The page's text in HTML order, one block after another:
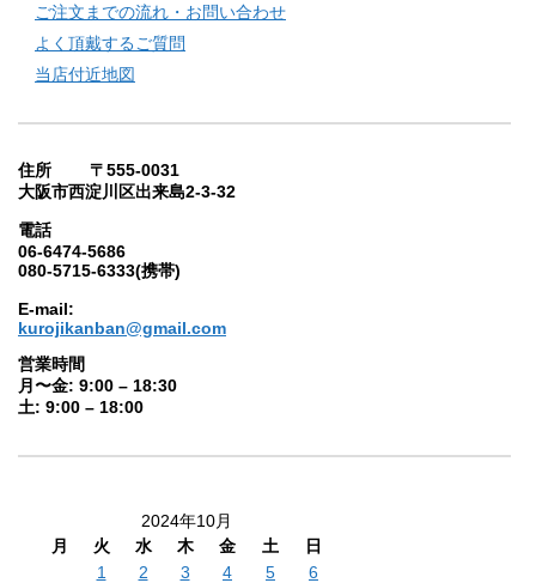
ご注文までの流れ・お問い合わせ
よく頂戴するご質問
当店付近地図
住所 〒555-0031
大阪市西淀川区出来島2-3-32
電話
06-6474-5686
080-5715-6333(携帯)
E-mail:
kurojikanban@gmail.com
営業時間
月〜金: 9:00 – 18:30
土: 9:00 – 18:00
2024年10月
月
火 水 木 金 土
日
1
2 3 4 5
6